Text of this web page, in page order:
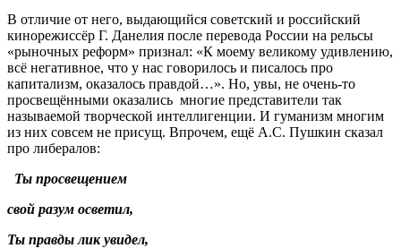
В отличие от него, выдающийся советский и российский
кинорежиссёр Г. Данелия после перевода России на рельсы
«рыночных реформ» признал: «К моему великому удивлению,
всё негативное, что у нас говорилось и писалось про
капитализм, оказалось правдой…». Но, увы, не очень-то
просвещёнными оказались многие представители так
называемой творческой интеллигенции. И гуманизм многим
из них совсем не присущ. Впрочем, ещё А.С. Пушкин сказал
про либералов:
Ты просвещением
свой разум осветил,
Ты правды лик увидел,